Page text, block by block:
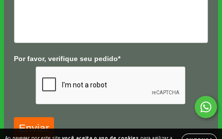
Por favor, verifique seu pedido*
Enviar